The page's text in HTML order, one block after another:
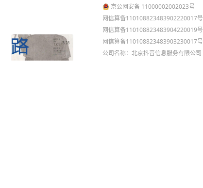
京公网安备 11000002002023号
网信算备110108823483902220017号
网信算备110108823483904220019号
网信算备110108823483903230017号
公司名称：北京抖音信息服务有限公司